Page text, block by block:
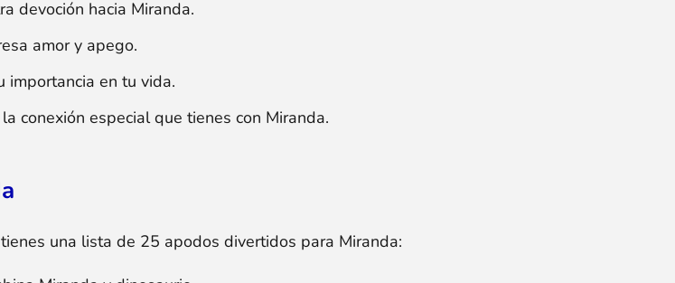
devoción hacia Miranda.
amor y apego.
importancia en tu vida.
conexión especial que tienes con Miranda.
una lista de 25 apodos divertidos para Miranda: